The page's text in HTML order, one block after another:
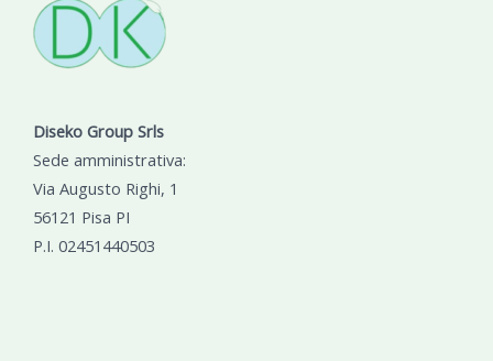
Diseko Group Srls
Sede amministrativa:
Via Augusto Righi, 1
56121 Pisa PI
P.I. 02451440503